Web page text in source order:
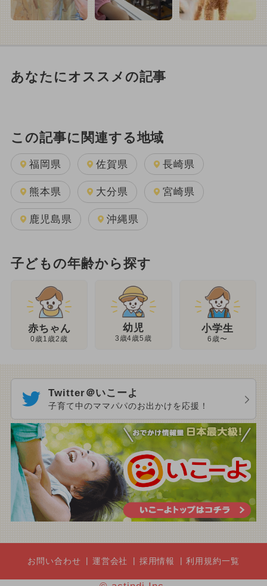
あなたにオススメの記事
この記事に関連する地域
福岡県 佐賀県 長崎県
熊本県 大分県 宮崎県
鹿児島県 沖縄県
子どもの年齢から探す
赤ちゃん
0歳1歳2歳
幼児
3歳4歳5歳
小学生
6歳〜
Twitter＠いこーよ
子育て中のママパパのお出かけを応援！
お問い合わせ 運営会社 採用情報 利用規約一覧